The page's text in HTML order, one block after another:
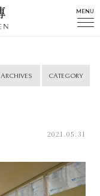
MENU
CATEGORY
ARCHIVES
2021.05.31